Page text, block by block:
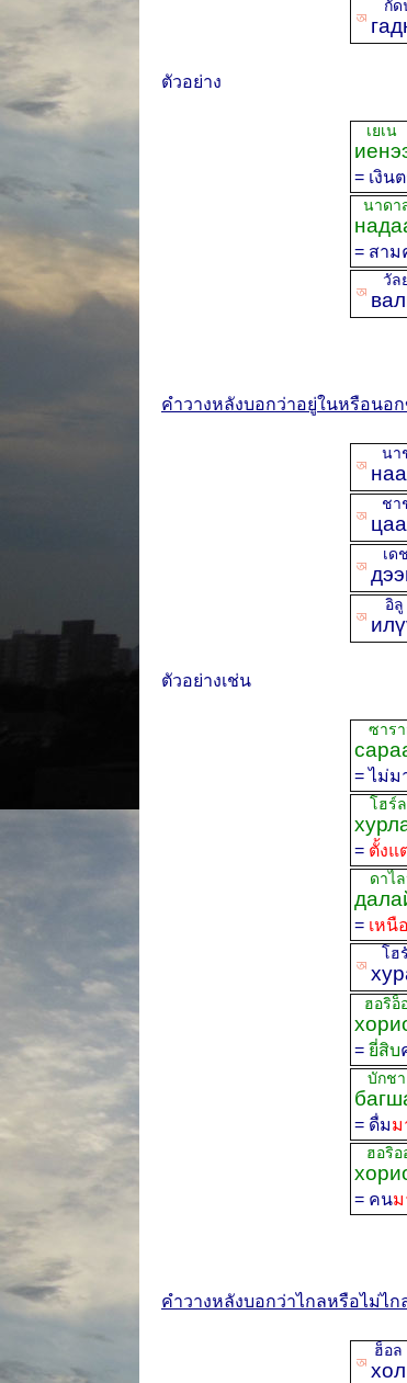
ꡐ
กัด
ตัวอย่าง
เยเน
= เงิน
นาดา
= สา
ꡐ
วัล
คำวางหลังบอกว่าอยู่ในหรือนอ
ꡐ
นา
ꡐ
ชา
ꡐ
เดช
ꡐ
อิลู
ตัวอย่างเช่น
ซาร
= ไม่ม
โฮร์
= ตั้งแ
ดา
= เหนือ
ꡐ
โฮ
ฮอริอ็
= ยี่สิบ
บักชา
= ดื่มม
ฮอริอ
= คนม
คำวางหลังบอกว่าไกลหรือไม่ไก
ꡐ хол
ฮ็อล